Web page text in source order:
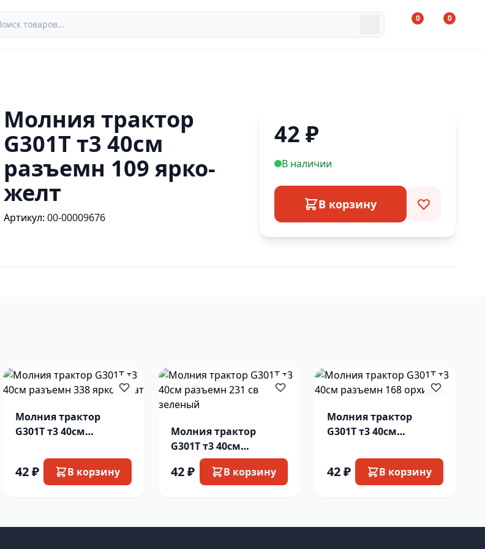
0 0
Молния трактор
G301T т3 40см
разъемн 109 ярко-
желт
Артикул:00-00009676
42 ₽
В наличии
В корзину
Молния трактор
G301T т3 40см
салат
42 ₽ В корзину
Молния трактор
G301T т3 40см
разъемн 231 св
зеленый
42 ₽ В корзину
Молния трактор
G301T т3 40см
42 ₽ В корзину